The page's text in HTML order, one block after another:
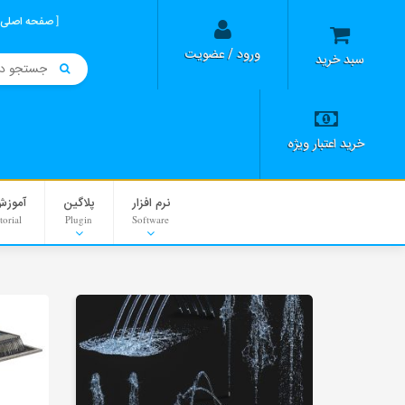
سبد خرید ورود / عضویت
خرید اعتبار ویژه
صفحه اصلی
نرم افزار
Software
پلاگین
Plugin